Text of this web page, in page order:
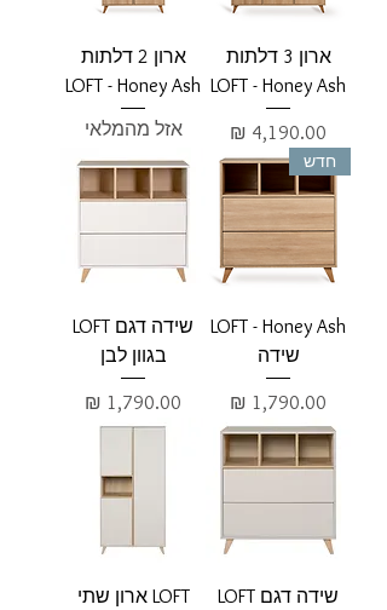
ארון 3 דלתות
LOFT - Honey Ash
מחיר
ארון 2 דלתות
LOFT - Honey Ash
אזל מהמלאי
חדש
LOFT - Honey Ash
שידה
מחיר
שידה דגם LOFT
בגוון לבן
מחיר
שידה דגם LOFT
LOFT ארון שתי